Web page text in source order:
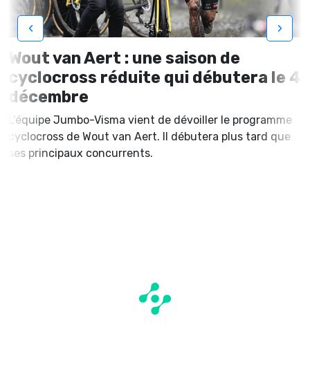
Wout van Aert : une saison de
cyclocross réduite qui débutera le 4
décembre
L'équipe Jumbo-Visma vient de dévoiller le programme
cyclocross de Wout van Aert. Il débutera plus tard que
ses principaux concurrents.
‹ ›